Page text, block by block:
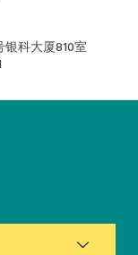
科大厦810室